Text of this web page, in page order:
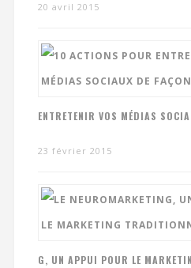
20 avril 2015
ENTRETENIR VOS MÉDIAS
23 février 2015
G, UN APPUI POUR LE